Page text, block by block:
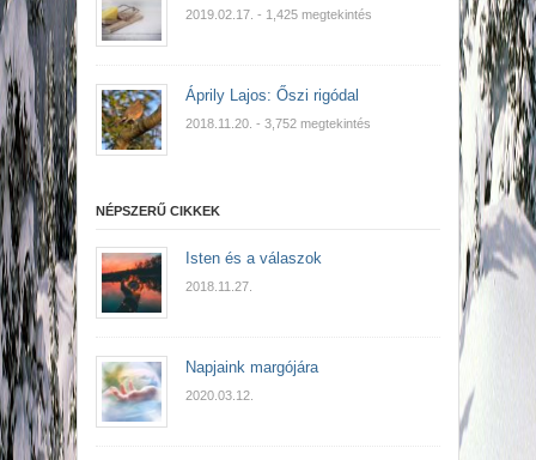
2019.02.17. - 1,425 megtekintés
Áprily Lajos: Őszi rigódal
2018.11.20. - 3,752 megtekintés
NÉPSZERŰ CIKKEK
Isten és a válaszok
2018.11.27.
Napjaink margójára
2020.03.12.